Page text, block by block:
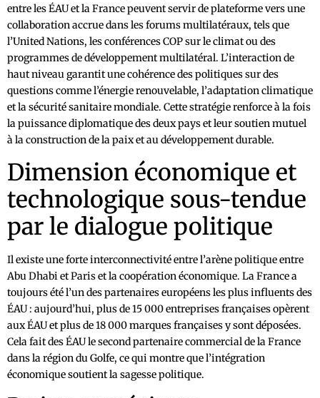
entre les ÉAU et la France peuvent servir de plateforme vers une
collaboration accrue dans les forums multilatéraux, tels que
l’United Nations, les conférences COP sur le climat ou des
programmes de développement multilatéral. L’interaction de
haut niveau garantit une cohérence des politiques sur des
questions comme l’énergie renouvelable, l’adaptation climatique
et la sécurité sanitaire mondiale. Cette stratégie renforce à la fois
la puissance diplomatique des deux pays et leur soutien mutuel
à la construction de la paix et au développement durable.
Dimension économique et
technologique sous-tendue
par le dialogue politique
Il existe une forte interconnectivité entre l’arène politique entre
Abu Dhabi et Paris et la coopération économique. La France a
toujours été l’un des partenaires européens les plus influents des
ÉAU : aujourd’hui, plus de 15 000 entreprises françaises opèrent
aux ÉAU et plus de 18 000 marques françaises y sont déposées.
Cela fait des ÉAU le second partenaire commercial de la France
dans la région du Golfe, ce qui montre que l’intégration
économique soutient la sagesse politique.